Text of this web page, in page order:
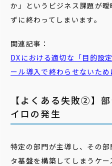
か」というビジネス課題が
ずに終わってしまいます。
関連記事：
DXにおける適切な「目的設定
ール導入で終わらせないため
【よくある失敗②】
イロの発生
特定の部門が主導し、その
タ基盤を構築してしまうケ